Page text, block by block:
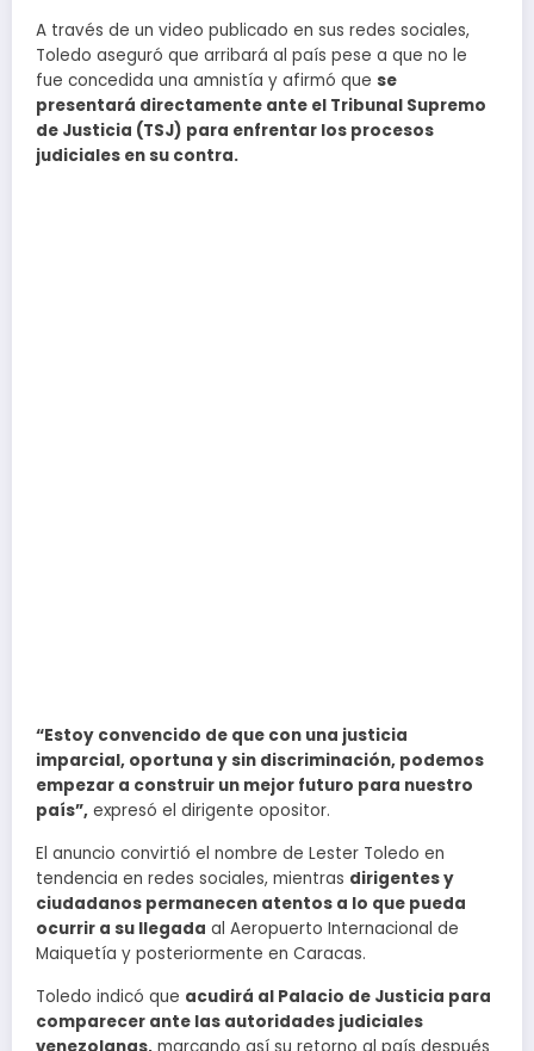
A través de un video publicado en sus redes sociales,
Toledo aseguró que arribará al país pese a que no le
fue concedida una amnistía y afirmó que se
presentará directamente ante el Tribunal Supremo
de Justicia (TSJ) para enfrentar los procesos
judiciales en su contra.
“Estoy convencido de que con una justicia
imparcial, oportuna y sin discriminación, podemos
empezar a construir un mejor futuro para nuestro
país”, expresó el dirigente opositor.
El anuncio convirtió el nombre de Lester Toledo en
tendencia en redes sociales, mientras dirigentes y
ciudadanos permanecen atentos a lo que pueda
ocurrir a su llegada al Aeropuerto Internacional de
Maiquetía y posteriormente en Caracas.
Toledo indicó que acudirá al Palacio de Justicia para
comparecer ante las autoridades judiciales
venezolanas, marcando así su retorno al país después